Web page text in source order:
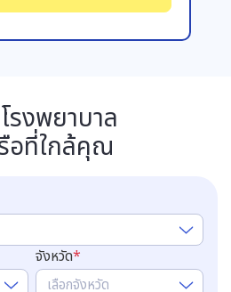
รงพยาบาล
อที่ใกล้คุณ
จังหวัด*
เลือกจังหวัด